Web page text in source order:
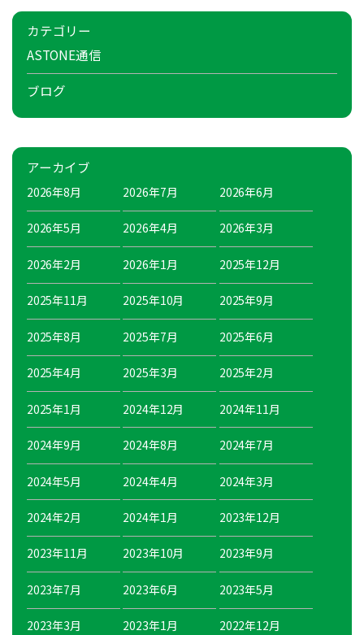
カテゴリー
ASTONE通信
ブログ
アーカイブ
2026年8月 2026年7月 2026年6月
2026年5月 2026年4月 2026年3月
2026年2月 2026年1月 2025年12月
2025年11月 2025年10月 2025年9月
2025年8月 2025年7月 2025年6月
2025年4月 2025年3月 2025年2月
2025年1月 2024年12月 2024年11月
2024年9月 2024年8月 2024年7月
2024年5月 2024年4月 2024年3月
2024年2月 2024年1月 2023年12月
2023年11月 2023年10月 2023年9月
2023年7月 2023年6月 2023年5月
2023年3月 2023年1月 2022年12月